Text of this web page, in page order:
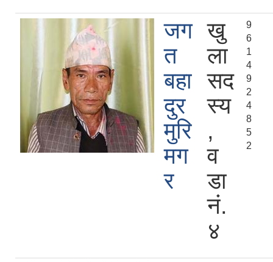
जग
त
बहा
दुर
मुरि
मग
र
खु
ला
सद
स्य
,
व
डा
नं.
४
9
6
1
4
9
2
4
8
5
2